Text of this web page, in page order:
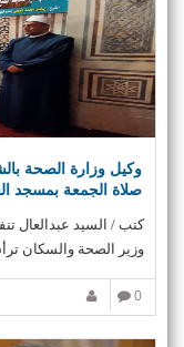
وكيل وزارة الصحة
صلاة الجمعة بمسجد
كتب / السيد عبدالعال
وزير الصحة والسكان
0